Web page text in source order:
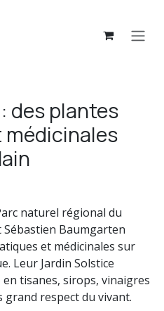
des plantes
naturel régional du
Baumgarten
et médicinales sur
Leur Jardin Solstice
tisanes, sirops, vinaigres
grand respect du vivant.